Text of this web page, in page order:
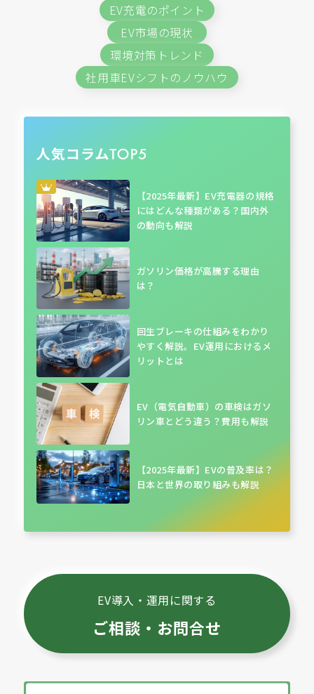
EV充電のポイント
EV市場の現状
環境対策トレンド
社用車EVシフトのノウハウ
【2025年最新】EV充電器の規格
にはどんな種類がある？国内外
の動向も解説
ガソリン価格が高騰する理由
は？
回生ブレーキの仕組みをわかり
やすく解説。EV運用におけるメ
リットとは
EV（電気自動車）の車検はガソ
リン車とどう違う？費用も解説
【2025年最新】EVの普及率は？
日本と世界の取り組みも解説
EV導入・運用に関する
ご相談・お問合せ